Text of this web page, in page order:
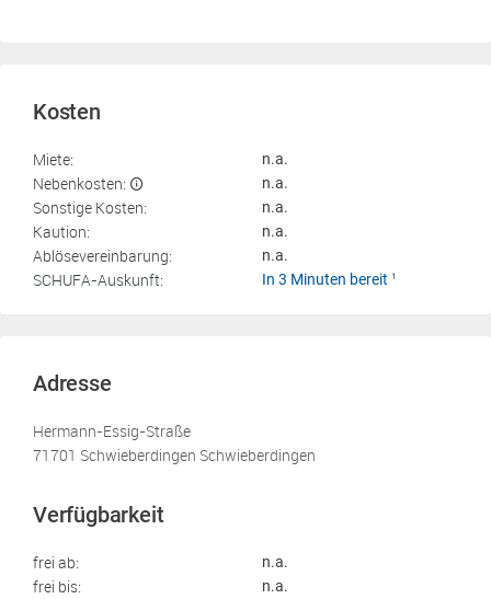
Kosten
Miete: n.a.
Nebenkosten: n.a.
Sonstige Kosten: n.a.
Kaution: n.a.
Ablösevereinbarung: n.a.
SCHUFA-Auskunft: In 3 Minuten bereit 1
Adresse
Hermann-Essig-Straße
71701 Schwieberdingen Schwieberdingen
Verfügbarkeit
frei ab: n.a.
frei bis: n.a.